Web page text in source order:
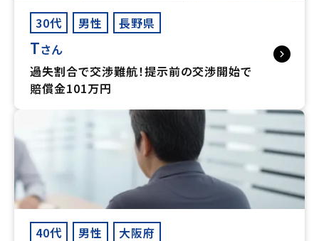
30代 男性 長野県
Tさん
過失割合で交渉難航！提示前の交渉開始で
賠償金101万円
40代 男性 大阪府